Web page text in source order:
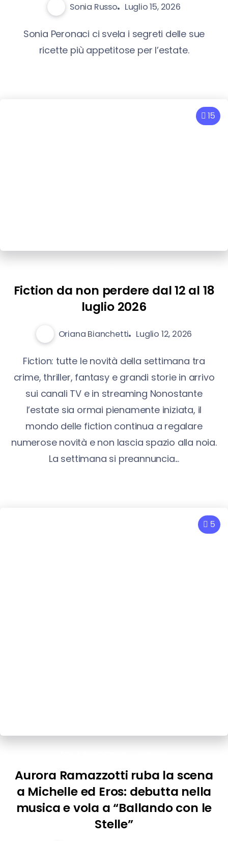
Sonia Russo Luglio 15, 2026
Sonia Peronaci ci svela i segreti delle sue
ricette più appetitose per l’estate.
15
Fiction da non perdere dal 12 al 18
luglio 2026
Oriana Bianchetti Luglio 12, 2026
Fiction: tutte le novità della settimana tra
crime, thriller, fantasy e grandi storie in arrivo
sui canali TV e in streaming Nonostante
l’estate sia ormai pienamente iniziata, il
mondo delle fiction continua a regalare
numerose novità e non lascia spazio alla noia.
La settimana si preannuncia...
5
Aurora Ramazzotti ruba la scena
a Michelle ed Eros: debutta nella
musica e vola a “Ballando con le
Stelle”